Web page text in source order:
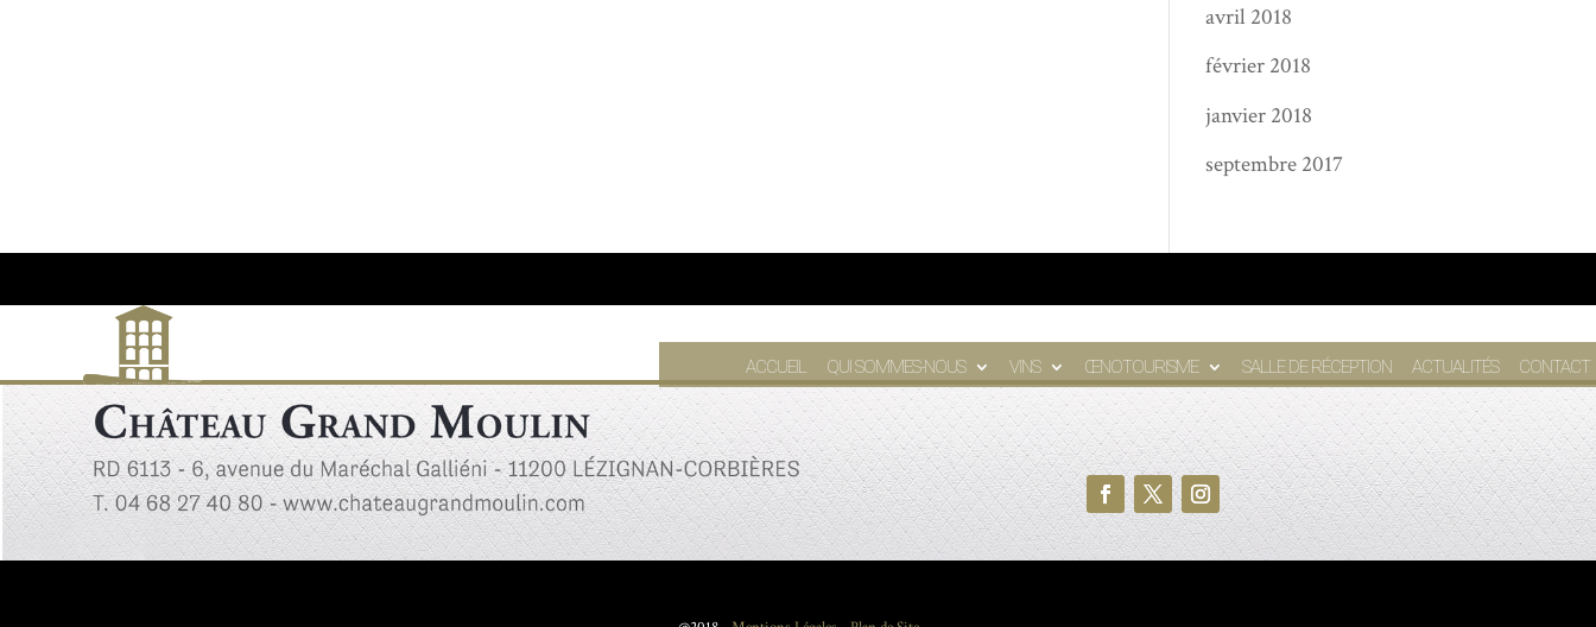
avril 2018
février 2018
janvier 2018
septembre 2017
ACCUEIL QUI SOMMES-NOUS VINS ŒNOTOURISME SALLE DE RÉCEPTION ACTUALITÉS CONTACT